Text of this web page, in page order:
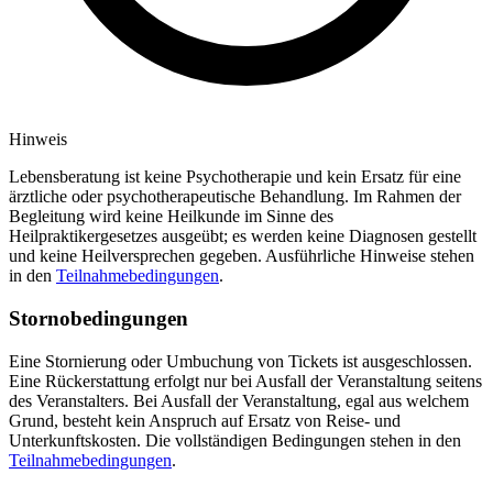
Hinweis
Lebensberatung ist keine Psychotherapie und kein Ersatz für eine
ärztliche oder psychotherapeutische Behandlung. Im Rahmen der
Begleitung wird keine Heilkunde im Sinne des
Heilpraktikergesetzes ausgeübt; es werden keine Diagnosen gestellt
und keine Heilversprechen gegeben. Ausführliche Hinweise stehen
in den Teilnahmebedingungen.
Stornobedingungen
Eine Stornierung oder Umbuchung von Tickets ist ausgeschlossen.
Eine Rückerstattung erfolgt nur bei Ausfall der Veranstaltung seitens
des Veranstalters. Bei Ausfall der Veranstaltung, egal aus welchem
Grund, besteht kein Anspruch auf Ersatz von Reise- und
Unterkunftskosten. Die vollständigen Bedingungen stehen in den
Teilnahmebedingungen.